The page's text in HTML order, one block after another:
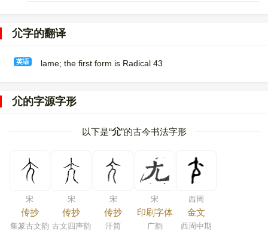
尣字的翻译
英语 lame; the first form is Radical 43
尣的字源字形
以下是“尣”的古今书法字形
宋
传抄
集篆古文韵
宋
传抄
古文四声韵
宋
传抄
汗简
宋
印刷字体
广韵
西周
金文
西周中期